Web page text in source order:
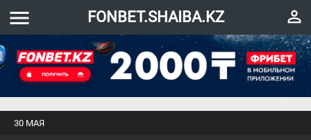
menu FONBET.SHAIBA.KZ perm_identity
30 МАЯ